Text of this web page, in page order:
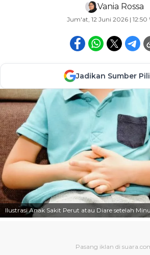
Vania Rossa
Jum'at, 12 Juni 2026 | 12:50
Jadikan Sumber
Ilustrasi Anak Sakit Perut atau Diare setelah